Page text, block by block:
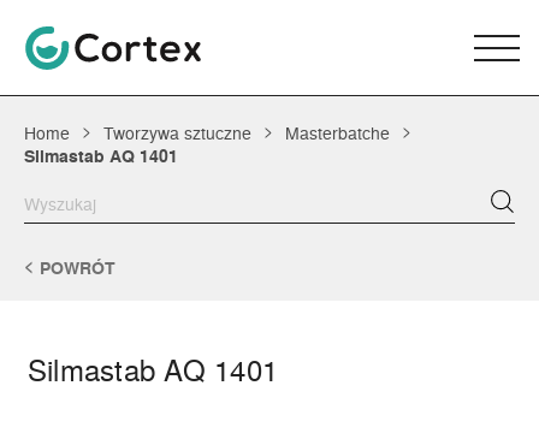
Home Tworzywa sztuczne Masterbatche
Silmastab AQ 1401
POWRÓT
Silmastab AQ 1401